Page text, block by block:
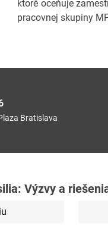
ktoré oceňuje
pracovnej skupiny
Bratislava
Výzvy a